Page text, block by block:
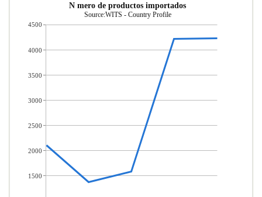
N mero de productos importados
Source:WITS - Country Profile
4500
4000
3500
3000
2500
2000
1500